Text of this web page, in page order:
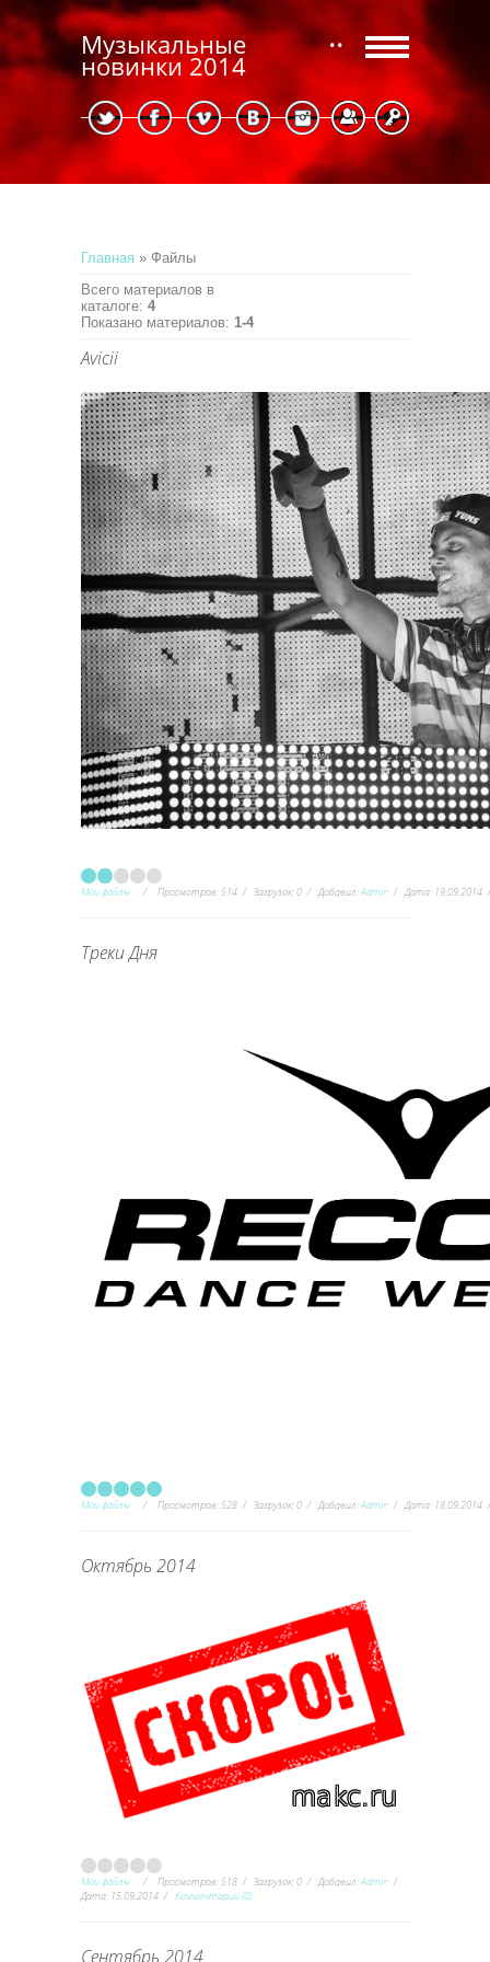
Музыкальные
новинки 2014
Регистрация
Вход
Главная » Файлы
Всего материалов в
каталоге: 4
Показано материалов: 1-4
Avicii
Мои файлы Просмотров:514 Загрузок:0 Добавил:Admin Дата: 19.09.2014
Треки Дня
Мои файлы Просмотров:528 Загрузок:0 Добавил:Admin Дата: 18.09.2014
Октябрь 2014
Мои файлы Просмотров:518 Загрузок:0 Добавил:Admin
Дата: 15.09.2014 Комментарии (0)
Сентябрь 2014